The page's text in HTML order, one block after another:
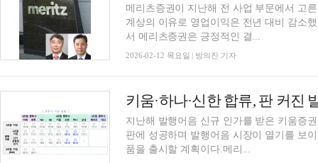
메리츠증권이 지난해 전 사업 부문에서 고
계상의 이유로 영업이익은 전년 대비 감소
서 메리츠증권은 긍정적인 결...
2026-02-12 목요일 | 방의진 기자
키움·하나·신한 합류, 판 커
지난해 발행어음 신규 인가를 받은 키움증
판에 성공하며 발행어음 시장이 열기를 보
품을 출시할 계획이다.메리...